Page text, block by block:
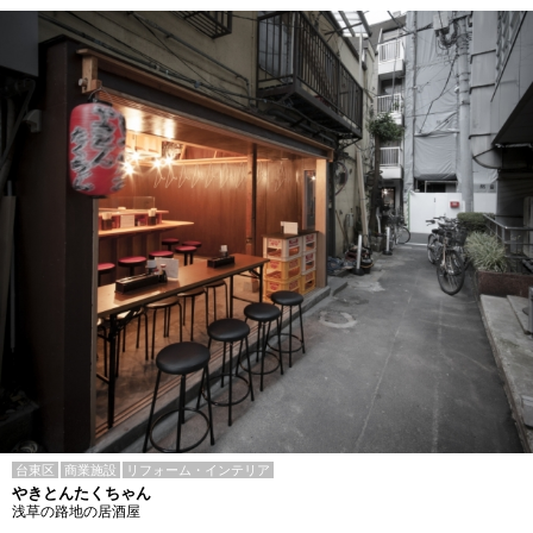
台東区 商業施設 リフォーム・インテリア
やきとんたくちゃん
浅草の路地の居酒屋